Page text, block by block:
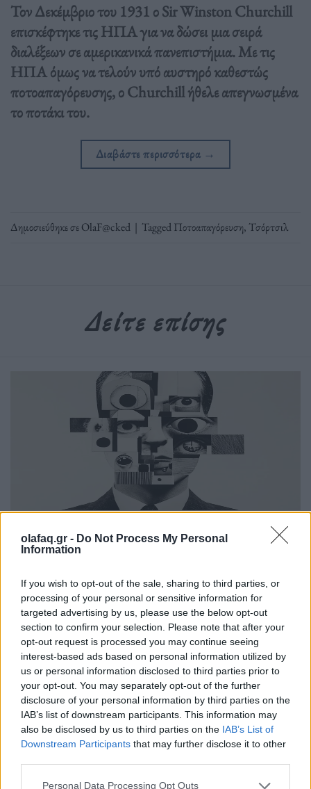
olafaq.gr - Do Not Process My Personal
Information
If you wish to opt-out of the sale, sharing to third parties, or
processing of your personal or sensitive information for
targeted advertising by us, please use the below opt-out
section to confirm your selection. Please note that after your
opt-out request is processed you may continue seeing
interest-based ads based on personal information utilized by
us or personal information disclosed to third parties prior to
your opt-out. You may separately opt-out of the further
disclosure of your personal information by third parties on the
IAB’s list of downstream participants. This information may
also be disclosed by us to third parties on the IAB’s List of
Downstream Participants that may further disclose it to other
Personal Data Processing Opt Outs
Τον Δεκέμβριο του 1931 ο Sir Winston Churchill
επισκέφτηκε τις ΗΠΑ για να δώσει μια σειρά
διαλέξεων σε αμερικανικά πανεπιστήμια. Με τις
ΗΠΑ όμως να τελούν υπό αυστηρό καθεστώς
ποτοαπαγόρευσης, ο Churchill ήθελε απεγνωσμένα
το ποτάκι του.
Διαβάστε περισσότερα →
Δημοσιεύθηκε σεOlaF@cked | TaggedΠοτοαπαγόρευση, Τσόρτσιλ
Δείτε επίσης
OlaF@cked
Το ChatGPT δεν είναι ο ψυχολόγος σου:
Πώς η αποξένωση έγινε προϊόν
27.08.25
Όταν η "Εταιρική Αμερική" μάς έκοψε από τον άνθρωπο,
αγκαλιάσαμε τα chatbots σαν νέους σωτήρες. Μόνο που αυτά
δεν θα μας σώσουν ποτέ, απλώς παριστάνουν ότι το κάνουν.